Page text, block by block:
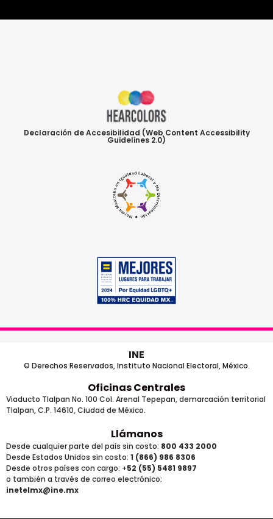
Declaración de Accesibilidad (Web Content Accessibility
Guidelines 2.0)
INE
© Derechos Reservados, Instituto Nacional Electoral, México.
Oficinas Centrales
Viaducto Tlalpan No. 100 Col. Arenal Tepepan, demarcación territorial
Tlalpan, C.P. 14610, Ciudad de México.
Llámanos
Desde cualquier parte del país sin costo: 800 433 2000
Desde Estados Unidos sin costo: 1 (866) 986 8306
Desde otros países con cargo: +52 (55) 5481 9897
o también a través de correo electrónico:
inetelmx@ine.mx